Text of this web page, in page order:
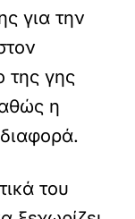
για την
της γης
η
του